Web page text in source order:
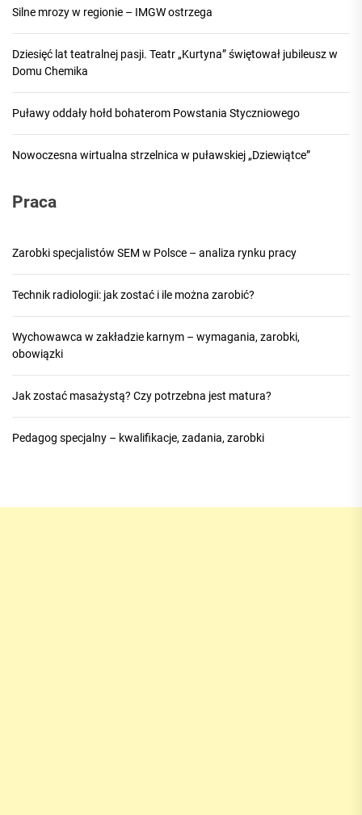
Silne mrozy w regionie – IMGW ostrzega
Dziesięć lat teatralnej pasji. Teatr „Kurtyna” świętował jubileusz w
Domu Chemika
Puławy oddały hołd bohaterom Powstania Styczniowego
Nowoczesna wirtualna strzelnica w puławskiej „Dziewiątce”
Praca
Zarobki specjalistów SEM w Polsce – analiza rynku pracy
Technik radiologii: jak zostać i ile można zarobić?
Wychowawca w zakładzie karnym – wymagania, zarobki,
obowiązki
Jak zostać masażystą? Czy potrzebna jest matura?
Pedagog specjalny – kwalifikacje, zadania, zarobki